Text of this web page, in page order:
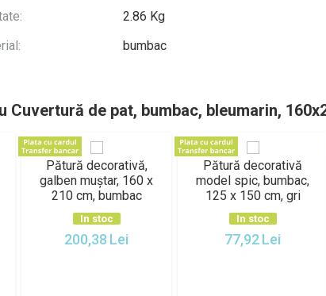
2.86 Kg
bumbac
Cuvertură de pat, bumbac, bleumarin,
Pătură decorativă,
galben muștar, 160 x
210 cm, bumbac
In stoc
200,38 Lei
Pătură decorativă
model spic, bumbac,
125 x 150 cm, gri
In stoc
77,92Lei